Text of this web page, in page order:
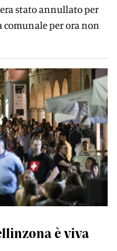
era stato annullato per
comunale per ora non
è viva